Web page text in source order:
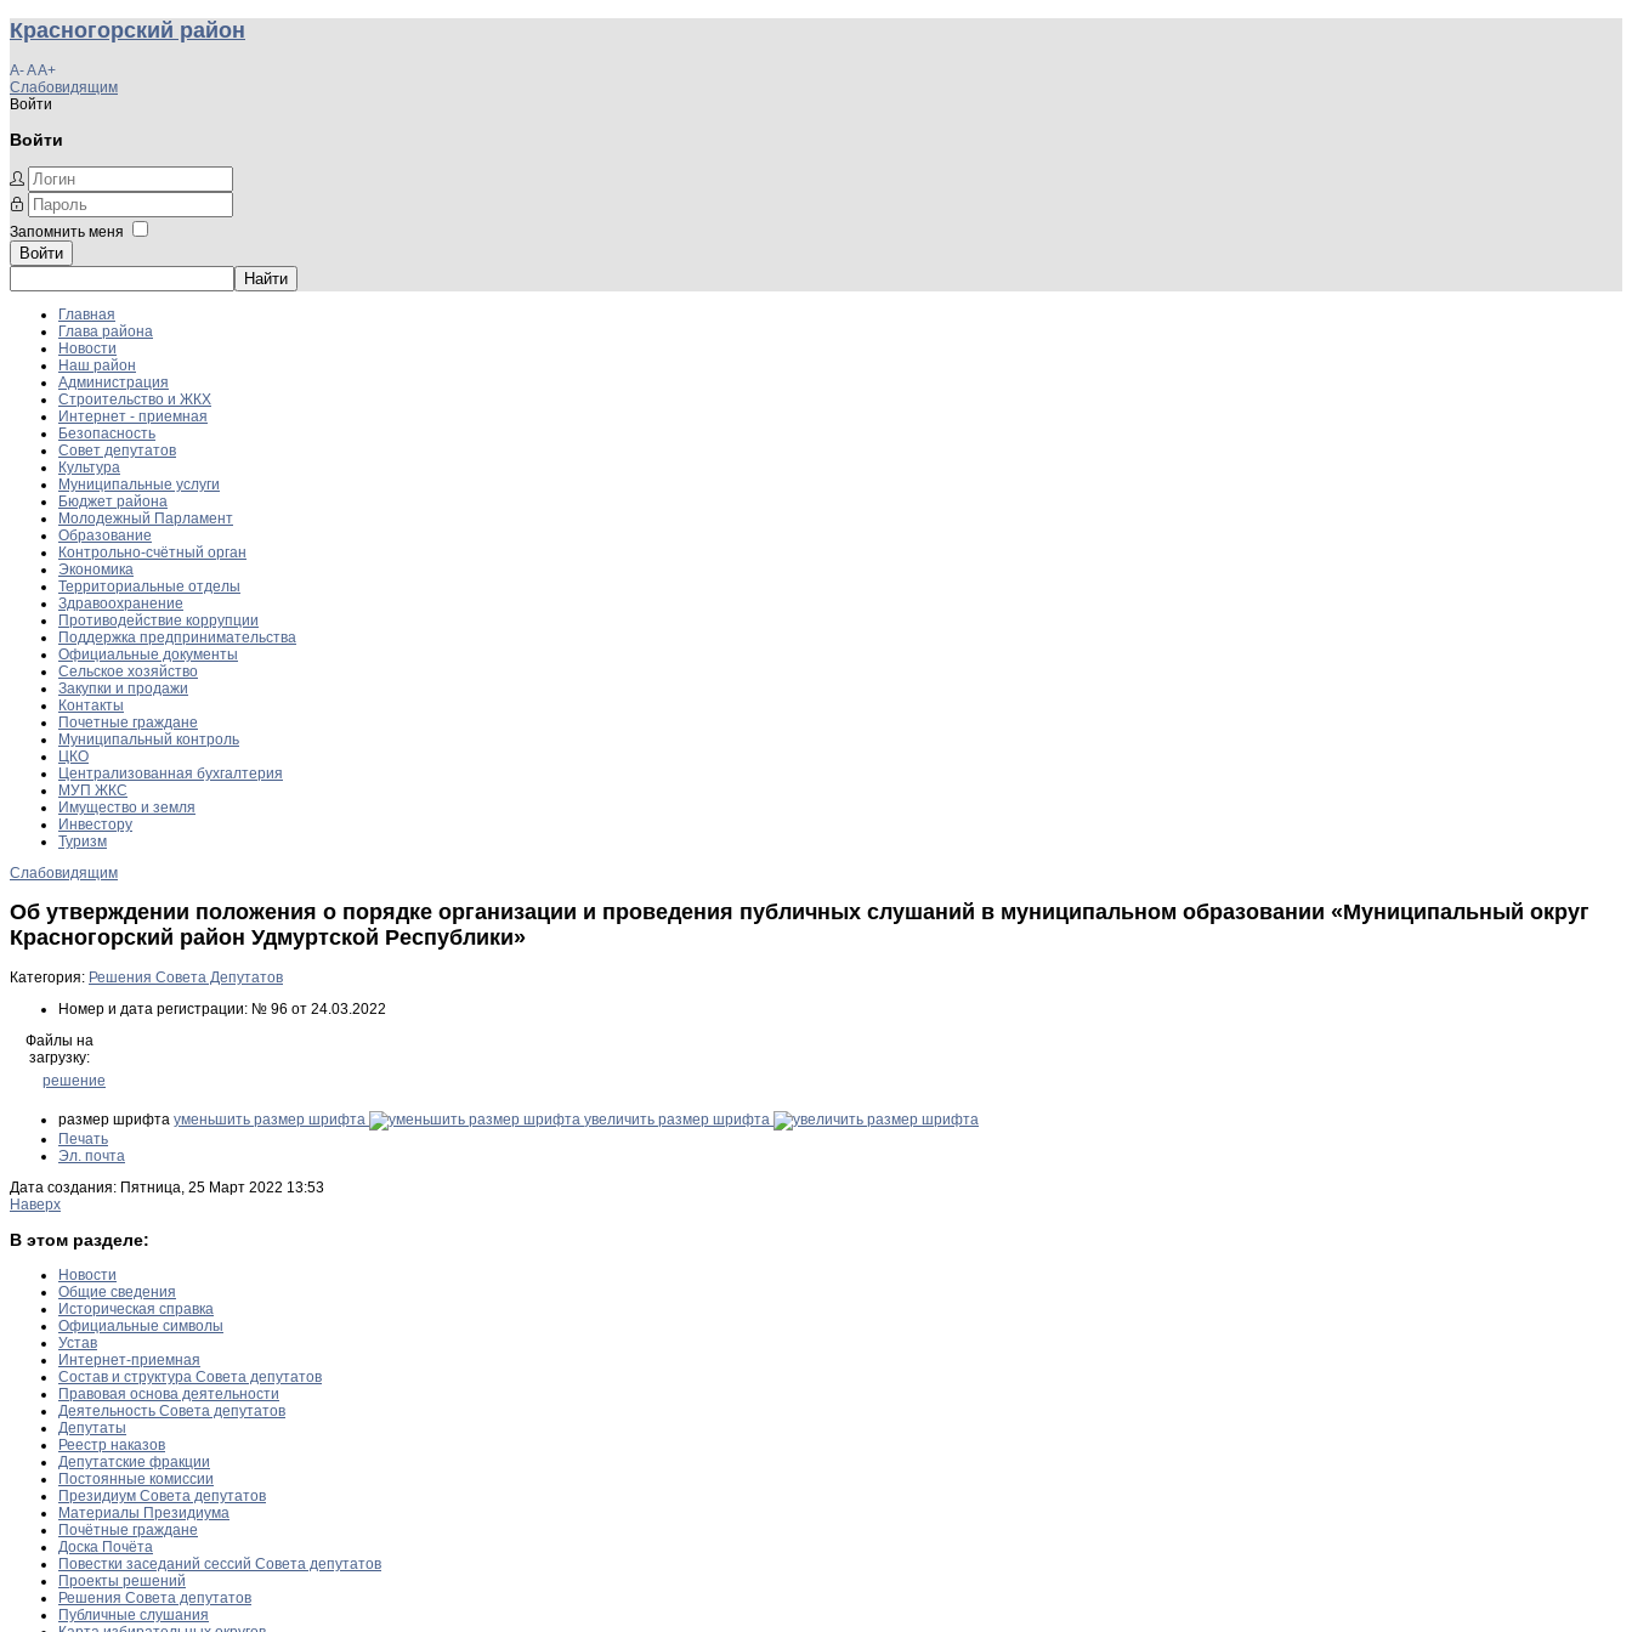
Красногорский район
A-AA+
Слабовидящим
Войти
Войти
Запомнить меня
Войти
Главная
Глава района
Новости
Наш район
Администрация
Строительство и ЖКХ
Интернет - приемная
Безопасность
Совет депутатов
Культура
Муниципальные услуги
Бюджет района
Молодежный Парламент
Образование
Контрольно-счётный орган
Экономика
Территориальные отделы
Здравоохранение
Противодействие коррупции
Поддержка предпринимательства
Официальные документы
Сельское хозяйство
Закупки и продажи
Контакты
Почетные граждане
Муниципальный контроль
ЦКО
Централизованная бухгалтерия
МУП ЖКС
Имущество и земля
Инвестору
Туризм
Слабовидящим
Об утверждении положения о порядке организации и проведения публичных слушаний в муниципальном образовании «Муниципальный округ
Красногорский район Удмуртской Республики»
Категория: Решения Совета Депутатов
Номер и дата регистрации: № 96 от 24.03.2022
Файлы на
загрузку:
решение
размер шрифта уменьшить размер шрифта
увеличить размер шрифта
Печать
Эл. почта
Дата создания: Пятница, 25 Март 2022 13:53
Наверх
В этом разделе:
Новости
Общие сведения
Историческая справка
Официальные символы
Устав
Интернет-приемная
Состав и структура Совета депутатов
Правовая основа деятельности
Деятельность Совета депутатов
Депутаты
Реестр наказов
Депутатские фракции
Постоянные комиссии
Президиум Совета депутатов
Материалы Президиума
Почётные граждане
Доска Почёта
Повестки заседаний сессий Совета депутатов
Проекты решений
Решения Совета депутатов
Публичные слушания